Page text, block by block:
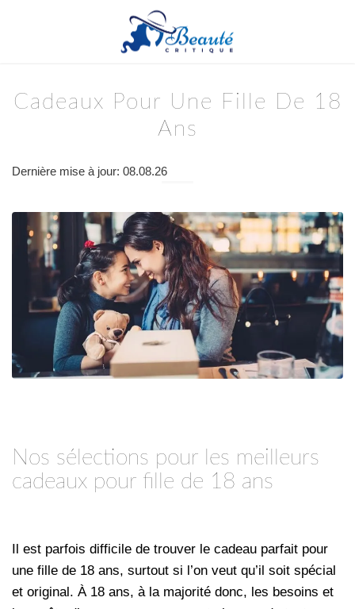
Cadeaux Pour Une Fille De 18
Ans
Dernière mise à jour: 08.08.26
Nos sélections pour les meilleurs
cadeaux pour fille de 18 ans
Il est parfois difficile de trouver le cadeau parfait pour
une fille de 18 ans, surtout si l’on veut qu’il soit spécial
et original. À 18 ans, à la majorité donc, les besoins et